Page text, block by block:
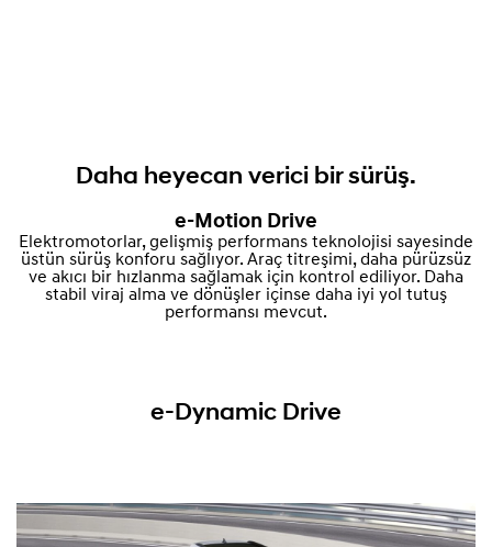
Daha heyecan verici bir sürüş.
e-Motion Drive
Elektromotorlar, gelişmiş performans teknolojisi sayesinde
üstün sürüş konforu sağlıyor. Araç titreşimi, daha pürüzsüz
ve akıcı bir hızlanma sağlamak için kontrol ediliyor. Daha
stabil viraj alma ve dönüşler içinse daha iyi yol tutuş
performansı mevcut.
e-Dynamic Drive